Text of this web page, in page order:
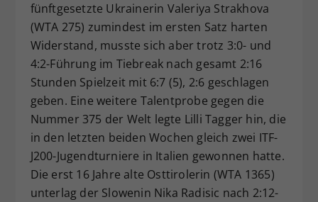
fünftgesetzte Ukrainerin Valeriya Strakhova
(WTA 275) zumindest im ersten Satz harten
Widerstand, musste sich aber trotz 3:0- und
4:2-Führung im Tiebreak nach gesamt 2:16
Stunden Spielzeit mit 6:7 (5), 2:6 geschlagen
geben. Eine weitere Talentprobe gegen die
Nummer 375 der Welt legte Lilli Tagger hin, die
in den letzten beiden Wochen gleich zwei ITF-
J200-Jugendturniere in Italien gewonnen hatte.
Die erst 16 Jahre alte Osttirolerin (WTA 1365)
unterlag der Slowenin Nika Radisic nach 2:12-